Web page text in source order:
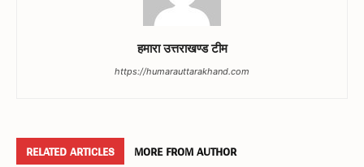
हमारा उत्तराखण्ड टीम
https://humarauttarakhand.com
RELATED ARTICLES MORE FROM AUTHOR